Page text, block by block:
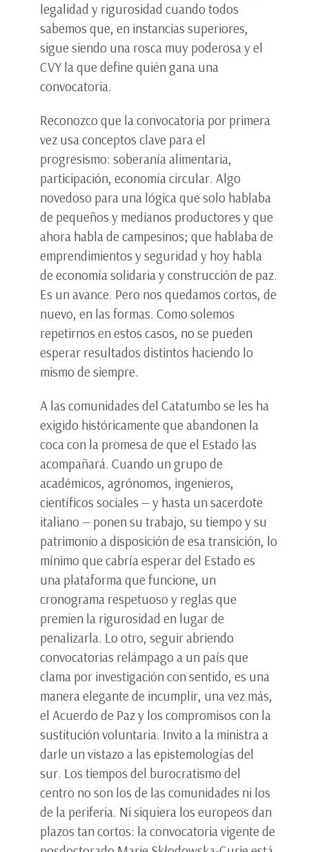
legalidad y rigurosidad cuando todos
sabemos que, en instancias superiores,
sigue siendo una rosca muy poderosa y el
CVY la que define quién gana una
convocatoria.
Reconozco que la convocatoria por primera
vez usa conceptos clave para el
progresismo: soberanía alimentaria,
participación, economía circular. Algo
novedoso para una lógica que solo hablaba
de pequeños y medianos productores y que
ahora habla de campesinos; que hablaba de
emprendimientos y seguridad y hoy habla
de economía solidaria y construcción de paz.
Es un avance. Pero nos quedamos cortos, de
nuevo, en las formas. Como solemos
repetirnos en estos casos, no se pueden
esperar resultados distintos haciendo lo
mismo de siempre.
A las comunidades del Catatumbo se les ha
exigido históricamente que abandonen la
coca con la promesa de que el Estado las
acompañará. Cuando un grupo de
académicos, agrónomos, ingenieros,
científicos sociales — y hasta un sacerdote
italiano — ponen su trabajo, su tiempo y su
patrimonio a disposición de esa transición, lo
mínimo que cabría esperar del Estado es
una plataforma que funcione, un
cronograma respetuoso y reglas que
premien la rigurosidad en lugar de
penalizarla. Lo otro, seguir abriendo
convocatorias relámpago a un país que
clama por investigación con sentido, es una
manera elegante de incumplir, una vez más,
el Acuerdo de Paz y los compromisos con la
sustitución voluntaria. Invito a la ministra a
darle un vistazo a las epistemologías del
sur. Los tiempos del burocratismo del
centro no son los de las comunidades ni los
de la periferia. Ni siquiera los europeos dan
plazos tan cortos: la convocatoria vigente de